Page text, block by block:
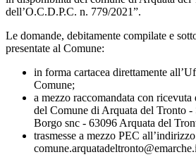
dell’O.C.D.P.C. n. 779/2021”.
Le domande, debitamente compilate e
presentate al Comune:
in forma cartacea direttamente
Comune;
a mezzo raccomandata con
del Comune di Arquata del Tronto -
Borgo snc - 63096 Arquata del
trasmesse a mezzo PEC all’indirizzo